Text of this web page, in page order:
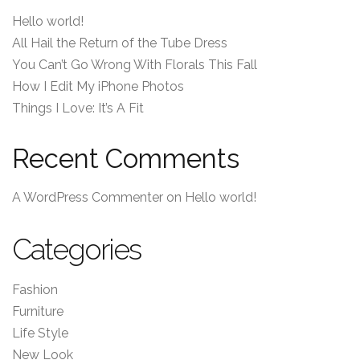
Hello world!
All Hail the Return of the Tube Dress
You Can’t Go Wrong With Florals This Fall
How I Edit My iPhone Photos
Things I Love: It’s A Fit
Recent Comments
A WordPress Commenter on Hello world!
Categories
Fashion
Furniture
Life Style
New Look